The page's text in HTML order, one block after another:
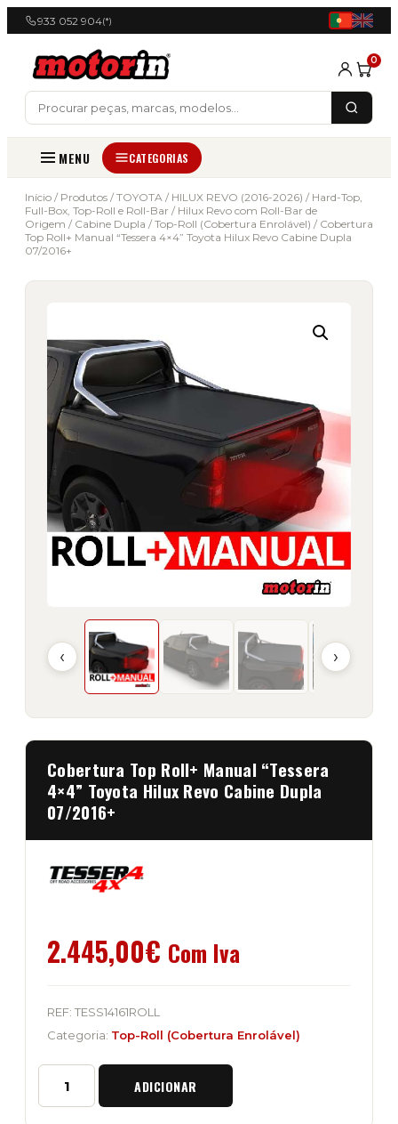
933 052 904(*)
0
MENU CATEGORIAS
Início / Produtos / TOYOTA / HILUX REVO (2016-2026) / Hard-Top,
Full-Box, Top-Roll e Roll-Bar / Hilux Revo com Roll-Bar de
Origem / Cabine Dupla / Top-Roll (Cobertura Enrolável) / Cobertura
Top Roll+ Manual “Tessera 4×4” Toyota Hilux Revo Cabine Dupla
07/2016+
‹ ›
Cobertura Top Roll+ Manual “Tessera
4×4” Toyota Hilux Revo Cabine Dupla
07/2016+
2.445,00€ Com Iva
REF: TESS14161ROLL
Categoria: Top-Roll (Cobertura Enrolável)
Quantidade
Cobertura
ADICIONAR